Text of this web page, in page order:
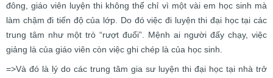
đông, giáo viên luyện thi không thể chỉ vì một vài em học sinh mà
làm chậm đi tiến độ của lớp. Do đó việc đi luyện thi đại học tại các
trung tâm như một trò “rượt đuổi”. Mệnh ai người đấy chạy, việc
giảng là của giáo viên còn việc ghi chép là của học sinh.
=>Và đó là lý do các trung tâm gia sư luyện thi đại học tại nhà trở